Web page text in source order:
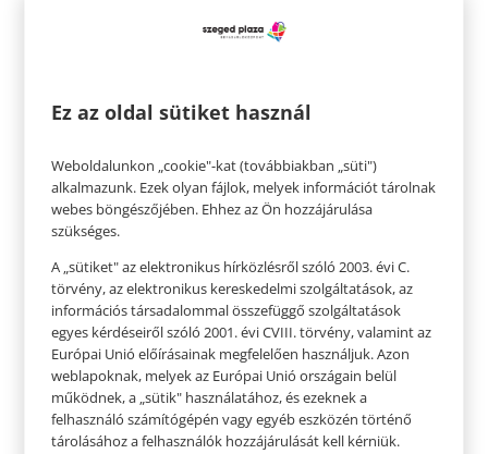
A legjobb napi rutinok az egészséges élethez
Időbe telhet, hogy kialakítsuk a számunkra
ideális napi rutint. Könnyítésül összeszedtünk
néhány példát, amik egészségesek, és
segíthetnek:
– Kezdjük a napot egy pohár citromos vízzel – ez
egészséges, frissítő szokás, és a testünknek is jó.
– Tornázzunk reggel – A kora reggeli edzés javítja
az energiaszintet és a keringést, és ösztönzi a jó
Ez az oldal sütiket használ
Weboldalunkon „cookie"-kat (továbbiakban „süti")
alkalmazunk. Ezek olyan fájlok, melyek információt tárolnak
webes böngészőjében. Ehhez az Ön hozzájárulása
szükséges.
A „sütiket" az elektronikus hírközlésről szóló 2003. évi C.
törvény, az elektronikus kereskedelmi szolgáltatások, az
információs társadalommal összefüggő szolgáltatások
egyes kérdéseiről szóló 2001. évi CVIII. törvény, valamint az
Európai Unió előírásainak megfelelően használjuk. Azon
weblapoknak, melyek az Európai Unió országain belül
működnek, a „sütik" használatához, és ezeknek a
felhasználó számítógépén vagy egyéb eszközén történő
tárolásához a felhasználók hozzájárulását kell kérniük.